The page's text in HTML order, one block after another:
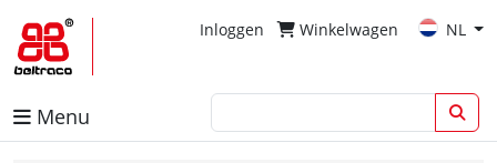
Inloggen Winkelwagen NL
Menu